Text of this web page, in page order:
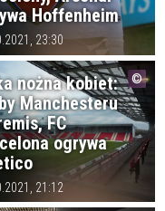
Hoffenheim
23:30
nożna kobiet:
Manchesteru
FC
ogrywa
21:12